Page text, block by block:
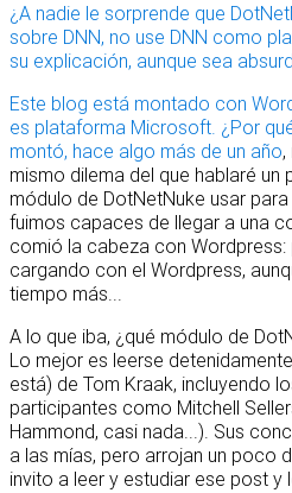
¿A nadie le sorprende que
sobre DNN, no use DNN como
su explicación, aunque sea
Este blog está montado con
es plataforma Microsoft. ¿Por
montó, hace algo más de un año
mismo dilema del que hablaré un
módulo de DotNetNuke usar
fuimos capaces de llegar a una
comió la cabeza con Wordpress:
cargando con el Wordpress,
tiempo más...
A lo que iba, ¿qué módulo de
Lo mejor es leerse
está) de Tom Kraak, incluyendo
participantes como Mitchell
Hammond, casi nada...). Sus
a las mías, pero arrojan un poco
invito a leer y estudiar ese post y